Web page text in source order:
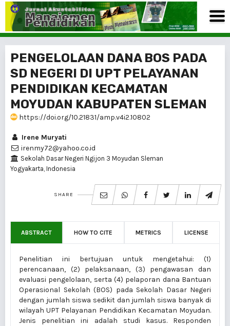
PENGELOLAAN DANA BOS PADA
SD NEGERI DI UPT PELAYANAN
PENDIDIKAN KECAMATAN
MOYUDAN KABUPATEN SLEMAN
https://doi.org/10.21831/amp.v4i2.10802
Irene Muryati
irenmy72@yahoo.co.id
Sekolah Dasar Negeri Ngijon 3 Moyudan Sleman
Yogyakarta, Indonesia
SHARE
ABSTRACT HOW TO CITE METRICS LICENSE
Penelitian ini bertujuan untuk mengetahui: (1)
perencanaan, (2) pelaksanaan, (3) pengawasan dan
evaluasi pengelolaan, serta (4) pelaporan dana Bantuan
Operasional Sekolah (BOS) pada Sekolah Dasar Negeri
dengan jumlah siswa sedikit dan jumlah siswa banyak di
wilayah UPT Pelayanan Pendidikan Kecamatan Moyudan.
Jenis penelitian ini adalah studi kasus. Responden